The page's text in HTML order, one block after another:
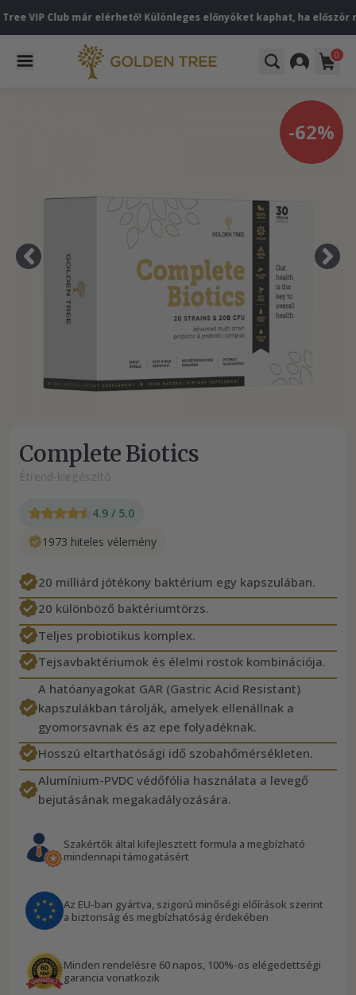
Club már elérhető! Különleges előnyöket kaphat, ha először
0
-62%
Complete Biotics
4.9 / 5.0
1973 hiteles vélemény
20 milliárd jótékony baktérium egy kapszulában.
20 különböző baktériumtörzs.
Teljes probiotikus komplex.
Tejsavbaktériumok és élelmi rostok kombinációja.
A hatóanyagokat GAR (Gastric Acid Resistant)
kapszulákban tárolják, amelyek ellenállnak a
gyomorsavnak és az epe folyadéknak.
Hosszú eltarthatósági idő szobahőmérsékleten.
Alumínium-PVDC védőfólia használata a levegő
bejutásának megakadályozására.
Szakértők által kifejlesztett formula a megbízható
mindennapi támogatásért
Az EU-ban gyártva, szigorú minőségi előírások szerint
a biztonság és megbízhatóság érdekében
Minden rendelésre 60 napos, 100%-os elégedettségi
garancia vonatkozik